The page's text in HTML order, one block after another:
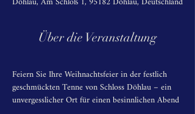
Über die Veranstaltung
Feiern Sie Ihre Weihnachtsfeier in der festlich
geschmückten Tenne von Schloss Döhlau – ein
unvergesslicher Ort für einen besinnlichen Abend